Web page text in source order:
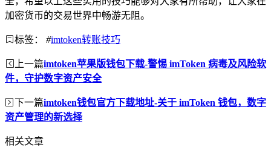
加密货币的交易世界中畅游无阻。
标签： #imtoken转账技巧
上一篇imtoken苹果版钱包下载-警惕 imToken 病毒及风险软
件，守护数字资产安全
下一篇imtoken钱包官方下载地址-关于 imToken 钱包，数字
资产管理的新选择
相关文章